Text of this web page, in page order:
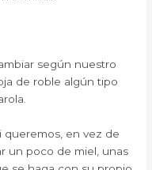
según nuestro
de roble algún tipo
queremos, en vez de
un poco de miel, unas